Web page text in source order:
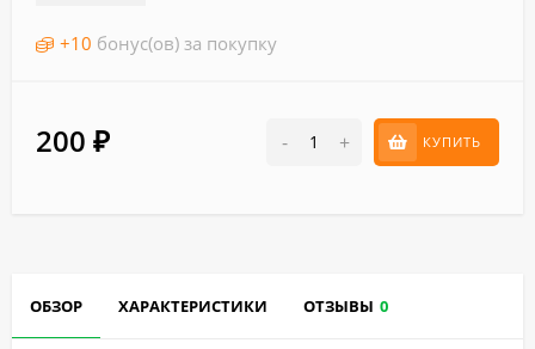
+10 бонус(ов) за покупку
200 ₽ - + КУПИТЬ
ОБЗОР ХАРАКТЕРИСТИКИ ОТЗЫВЫ 0